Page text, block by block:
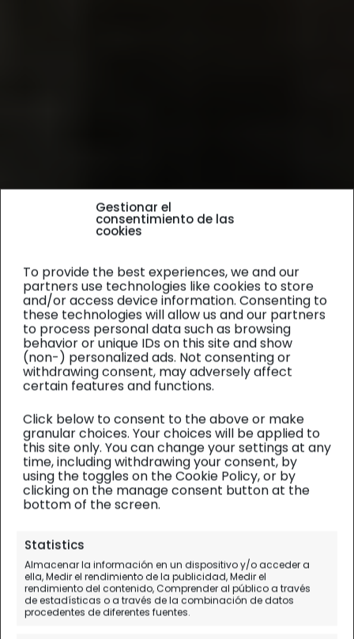
Gestionar el
consentimiento de las
cookies
To provide the best experiences, we and our
partners use technologies like cookies to store
and/or access device information. Consenting to
these technologies will allow us and our partners
to process personal data such as browsing
behavior or unique IDs on this site and show
(non-) personalized ads. Not consenting or
withdrawing consent, may adversely affect
certain features and functions.
Click below to consent to the above or make
granular choices. Your choices will be applied to
this site only. You can change your settings at any
time, including withdrawing your consent, by
using the toggles on the Cookie Policy, or by
clicking on the manage consent button at the
bottom of the screen.
Statistics
Almacenar la información en un dispositivo y/o acceder a
ella, Medir el rendimiento de la publicidad, Medir el
rendimiento del contenido, Comprender al público a través
de estadísticas o a través de la combinación de datos
procedentes de diferentes fuentes.
Los 10 mejores miradores de
Salamanca (ruta urbana y
fotos)